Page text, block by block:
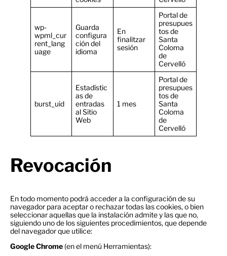
wp-
wpml_cur
rent_lang
uage
Guarda
configura
ción del
idioma
En
finalitzar
sesión
Portal de
presupues
tos de
Santa
Coloma
de
Cervelló
burst_uid
Estadístic
as de
entradas
al Sitio
Web
1 mes
Portal de
presupues
tos de
Santa
Coloma
de
Cervelló
Revocación
En todo momento podrá acceder a la configuración de su
navegador para aceptar o rechazar todas las cookies, o bien
seleccionar aquellas que la instalación admite y las que no,
siguiendo uno de los siguientes procedimientos, que depende
del navegador que utilice:
Google Chrome (en el menú Herramientas):